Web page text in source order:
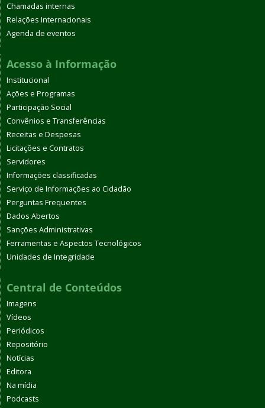
Chamadas internas
Relações Internacionais
Agenda de eventos
Acesso à Informação
Institucional
Ações e Programas
Participação Social
Convênios e Transferências
Receitas e Despesas
Licitações e Contratos
Servidores
Informações classificadas
Serviço de Informações ao Cidadão
Perguntas Frequentes
Dados Abertos
Sanções Administrativas
Ferramentas e Aspectos Tecnológicos
Unidades de Integridade
Central de Conteúdos
Imagens
Vídeos
Periódicos
Repositório
Notícias
Editora
Na mídia
Podcasts